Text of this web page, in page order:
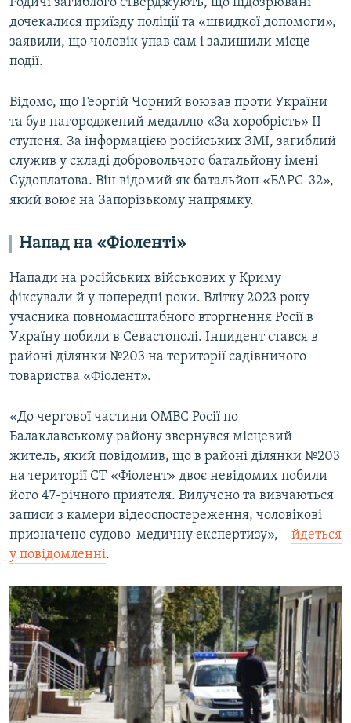
дочекалися приїзду поліції та «швидкої допомоги»,
заявили, що чоловік упав сам і залишили місце
події.
Відомо, що Георгій Чорний воював проти України
та був нагороджений медаллю «За хоробрість» ІІ
ступеня. За інформацією російських ЗМІ, загиблий
служив у складі добровольчого батальйону імені
Судоплатова. Він відомий як батальйон «БАРС-32»,
який воює на Запорізькому напрямку.
Напад на «Фіоленті»
Напади на російських військових у Криму
фіксували й у попередні роки. Влітку 2023 року
учасника повномасштабного вторгнення Росії в
Україну побили в Севастополі. Інцидент стався в
районі ділянки №203 на території садівничого
товариства «Фіолент».
«До чергової частини ОМВС Росії по
Балаклавському району звернувся місцевий
житель, який повідомив, що в районі ділянки №203
на території СТ «Фіолент» двоє невідомих побили
його 47-річного приятеля. Вилучено та вивчаються
записи з камери відеоспостереження, чоловікові
призначено судово-медичну експертизу», – йдеться
у повідомленні.